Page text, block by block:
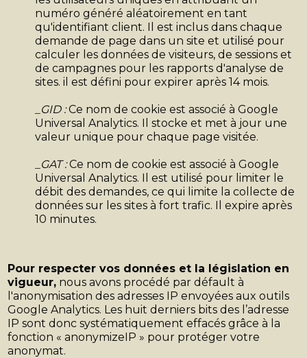
numéro généré aléatoirement en tant
qu'identifiant client. Il est inclus dans chaque
demande de page dans un site et utilisé pour
calculer les données de visiteurs, de sessions et
de campagnes pour les rapports d'analyse de
sites. il est défini pour expirer après 14 mois.
_GID :Ce nom de cookie est associé à Google
Universal Analytics. Il stocke et met à jour une
valeur unique pour chaque page visitée.
_GAT :Ce nom de cookie est associé à Google
Universal Analytics. Il est utilisé pour limiter le
débit des demandes, ce qui limite la collecte de
données sur les sites à fort trafic. Il expire après
10 minutes.
Pour respecter vos données et la législation en
vigueur, nous avons procédé par défault à
l'anonymisation des adresses IP envoyées aux outils
Google Analytics. Les huit derniers bits des l’adresse
IP sont donc systématiquement effacés grâce à la
fonction « anonymizeIP » pour protéger votre
anonymat.